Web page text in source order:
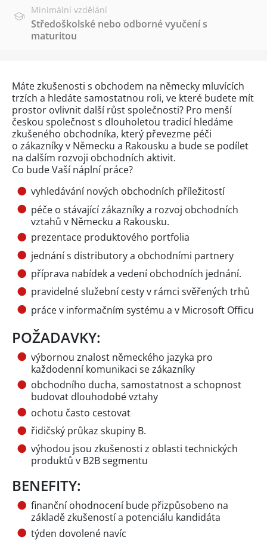
Minimální vzdělání
Středoškolské nebo odborné vyučení s
maturitou
Máte zkušenosti s obchodem na německy mluvících
trzích a hledáte samostatnou roli, ve které budete mít
prostor ovlivnit další růst společnosti? Pro menší
českou společnost s dlouholetou tradicí hledáme
zkušeného obchodníka, který převezme péči
o zákazníky v Německu a Rakousku a bude se podílet
na dalším rozvoji obchodních aktivit.
Co bude Vaší náplní práce?
vyhledávání nových obchodních příležitostí
péče o stávající zákazníky a rozvoj obchodních
vztahů v Německu a Rakousku.
prezentace produktového portfolia
jednání s distributory a obchodními partnery
příprava nabídek a vedení obchodních jednání.
pravidelné služební cesty v rámci svěřených trhů
práce v informačním systému a v Microsoft Officu
POŽADAVKY:
výbornou znalost německého jazyka pro
každodenní komunikaci se zákazníky
obchodního ducha, samostatnost a schopnost
budovat dlouhodobé vztahy
ochotu často cestovat
řidičský průkaz skupiny B.
výhodou jsou zkušenosti z oblasti technických
produktů v B2B segmentu
BENEFITY:
finanční ohodnocení bude přizpůsobeno na
základě zkušeností a potenciálu kandidáta
týden dovolené navíc